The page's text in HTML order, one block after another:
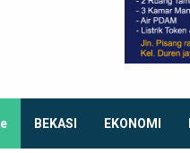
BEKASI EKONOMI